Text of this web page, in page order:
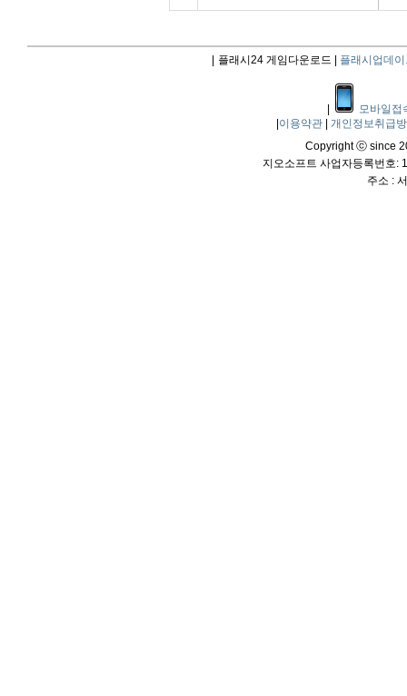
플래시24 게임다운로드 | 플래시업데이
모바일접
이용약관
개인정보취급
Copyright ⓒ since
지오소프트 사업자등록번호:
주소 :